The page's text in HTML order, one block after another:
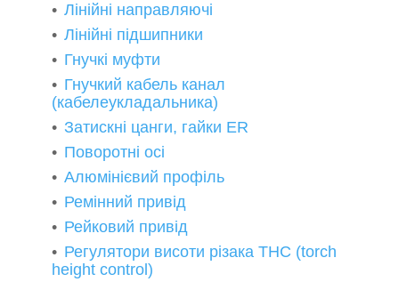
Лінійні направляючі
Лінійні підшипники
Гнучкі муфти
Гнучкий кабель канал
(кабелеукладальника)
Затискні цанги, гайки ER
Поворотні осі
Алюмінієвий профіль
Ремінний привід
Рейковий привід
Регулятори висоти різака THC (torch
height control)